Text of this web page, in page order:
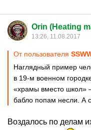
Orin (Heating
13:26, 11.08.2017
От пользователя
Наглядный пример
в 19-м военном
«храмы вместо школ»
бабло попам несли. А
Воздалось по делам